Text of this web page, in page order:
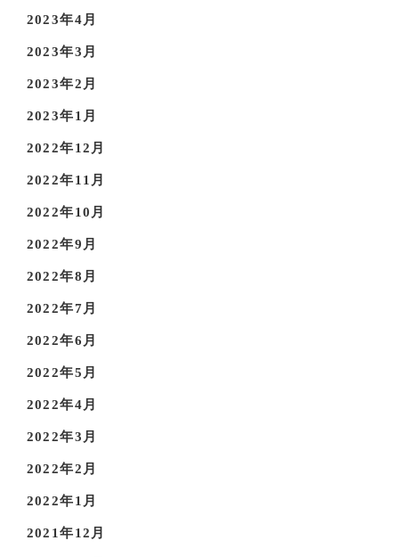
2023年4月
2023年3月
2023年2月
2023年1月
2022年12月
2022年11月
2022年10月
2022年9月
2022年8月
2022年7月
2022年6月
2022年5月
2022年4月
2022年3月
2022年2月
2022年1月
2021年12月